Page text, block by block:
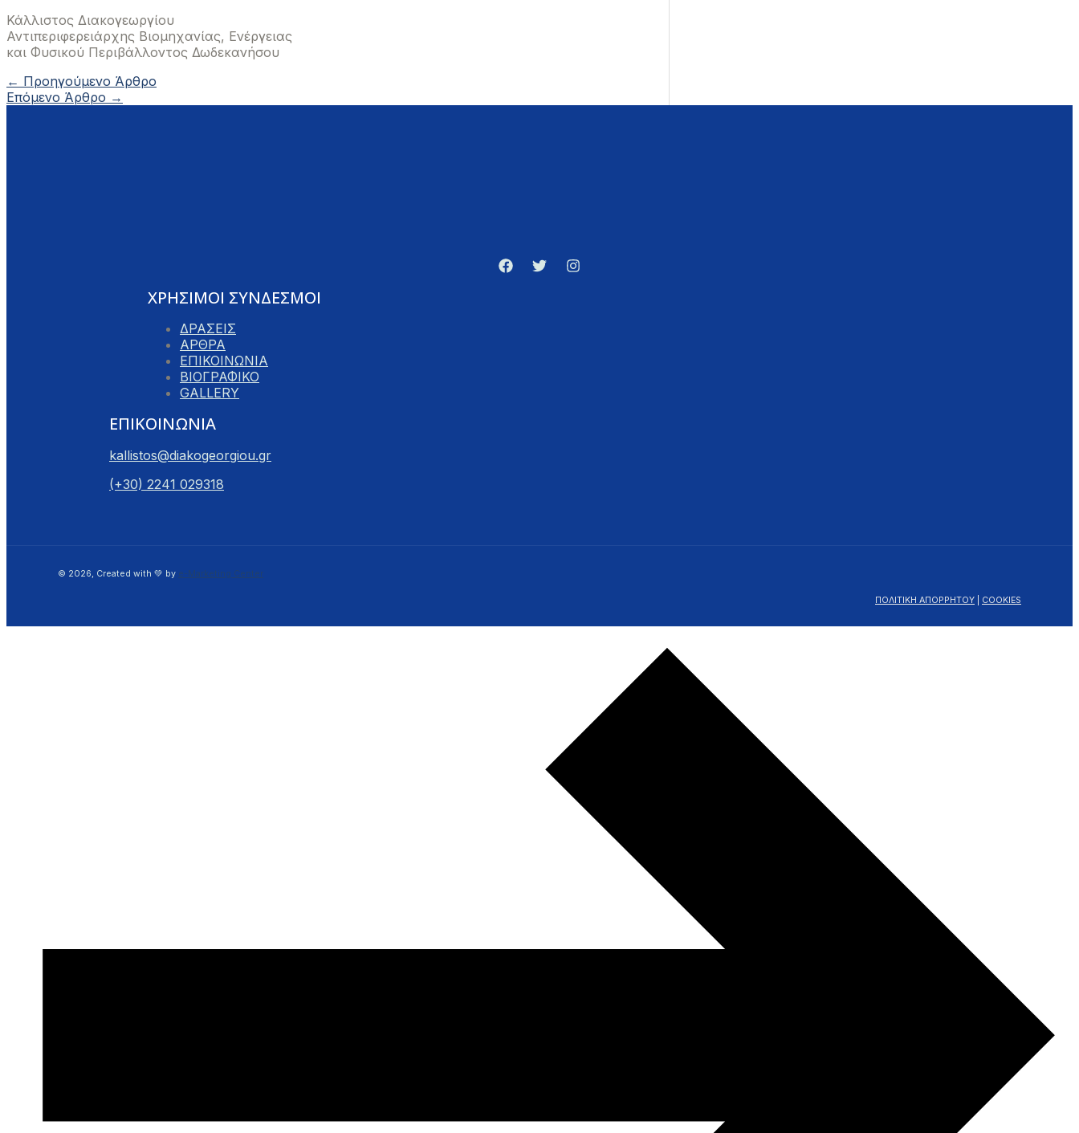
Κάλλιστος Διακογεωργίου
Αντιπεριφερειάρχης Βιομηχανίας, Ενέργειας
και Φυσικού Περιβάλλοντος Δωδεκανήσου
Πλοήγηση
άρθρων
← Προηγούμενο Άρθρο
Επόμενο Άρθρο →
ΧΡΗΣΙΜΟΙ ΣΥΝΔΕΣΜΟΙ
ΔΡΑΣΕΙΣ
ΑΡΘΡΑ
ΕΠΙΚΟΙΝΩΝΙΑ
ΒΙΟΓΡΑΦΙΚΟ
GALLERY
ΕΠΙΚΟΙΝΩΝΙΑ
kallistos@diakogeorgiou.gr
(+30) 2241 029318
© 2026, Created with 💚 by e-Marketing Center
ΠΟΛΙΤΙΚΗ ΑΠΟΡΡΗΤΟΥ COOKIES